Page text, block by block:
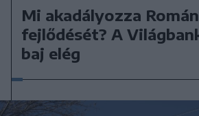
Mi akadályozza
fejlődését? A
baj elég